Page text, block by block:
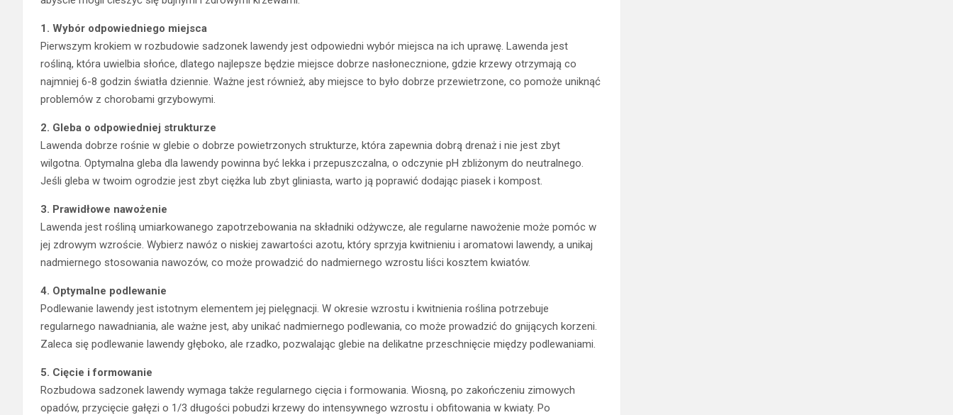
abyście mogli cieszyć się bujnymi i zdrowymi krzewami.
1. Wybór odpowiedniego miejsca
Pierwszym krokiem w rozbudowie sadzonek lawendy jest odpowiedni wybór miejsca na ich uprawę. Lawenda jest
rośliną, która uwielbia słońce, dlatego najlepsze będzie miejsce dobrze nasłonecznione, gdzie krzewy otrzymają co
najmniej 6-8 godzin światła dziennie. Ważne jest również, aby miejsce to było dobrze przewietrzone, co pomoże uniknąć
problemów z chorobami grzybowymi.
2. Gleba o odpowiedniej strukturze
Lawenda dobrze rośnie w glebie o dobrze powietrzonych strukturze, która zapewnia dobrą drenaż i nie jest zbyt
wilgotna. Optymalna gleba dla lawendy powinna być lekka i przepuszczalna, o odczynie pH zbliżonym do neutralnego.
Jeśli gleba w twoim ogrodzie jest zbyt ciężka lub zbyt gliniasta, warto ją poprawić dodając piasek i kompost.
3. Prawidłowe nawożenie
Lawenda jest rośliną umiarkowanego zapotrzebowania na składniki odżywcze, ale regularne nawożenie może pomóc w
jej zdrowym wzroście. Wybierz nawóz o niskiej zawartości azotu, który sprzyja kwitnieniu i aromatowi lawendy, a unikaj
nadmiernego stosowania nawozów, co może prowadzić do nadmiernego wzrostu liści kosztem kwiatów.
4. Optymalne podlewanie
Podlewanie lawendy jest istotnym elementem jej pielęgnacji. W okresie wzrostu i kwitnienia roślina potrzebuje
regularnego nawadniania, ale ważne jest, aby unikać nadmiernego podlewania, co może prowadzić do gnijących korzeni.
Zaleca się podlewanie lawendy głęboko, ale rzadko, pozwalając glebie na delikatne przeschnięcie między podlewaniami.
5. Cięcie i formowanie
Rozbudowa sadzonek lawendy wymaga także regularnego cięcia i formowania. Wiosną, po zakończeniu zimowych